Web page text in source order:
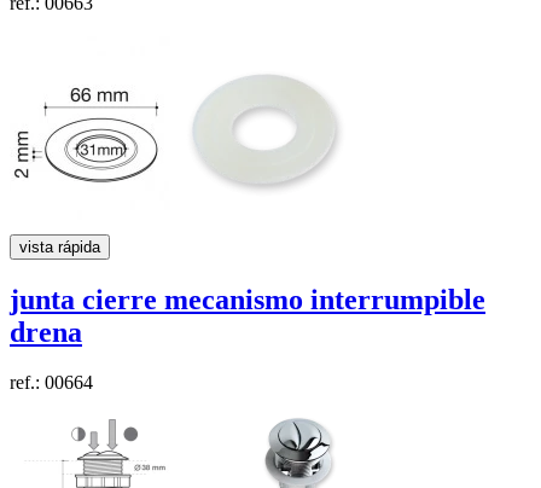
vista rápida
junta cierre mecanismo interrumpible
drena
ref.: 00664